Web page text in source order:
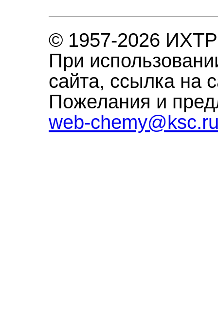
© 1957-2026
При
сайта, ссылка на
Пожелания и
web-